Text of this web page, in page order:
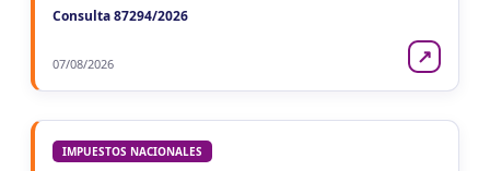
Consulta 87294/2026
07/08/2026 ↗
IMPUESTOS NACIONALES